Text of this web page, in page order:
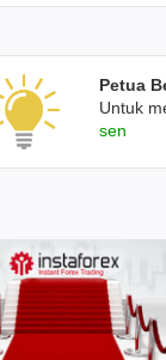
Petua
Untuk
sen